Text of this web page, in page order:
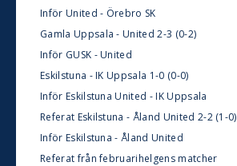
Inför United - Örebro SK
Gamla Uppsala - United 2-3 (0-2)
Inför GUSK - United
Eskilstuna - IK Uppsala 1-0 (0-0)
Inför Eskilstuna United - IK Uppsala
Referat Eskilstuna - Åland United 2-2 (1-0)
Inför Eskilstuna - Åland United
Referat från februarihelgens matcher